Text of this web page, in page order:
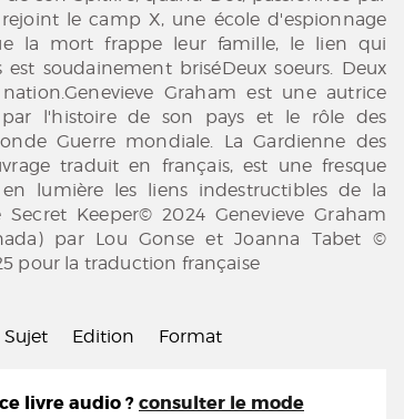
le camp X, une école d'espionnage
la mort frappe leur famille, le lien qui
soudainement briséDeux soeurs. Deux
Graham est une autrice
par l'histoire de son pays et le rôle des
Guerre mondiale. La Gardienne des
traduit en français, est une fresque
lumière les liens indestructibles de la
Keeper© 2024 Genevieve Graham
par Lou Gonse et Joanna Tabet ©
pour la traduction française
Sujet Edition Format
livre audio ? consulter le mode